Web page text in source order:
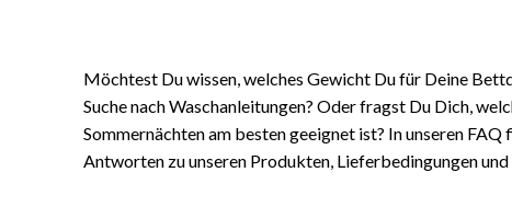
Möchtest Du wissen, welches Gewicht Du für Deine
Suche nach Waschanleitungen? Oder fragst Du Dich,
Sommernächten am besten geeignet ist? In unseren
Antworten zu unseren Produkten, Lieferbedingungen und